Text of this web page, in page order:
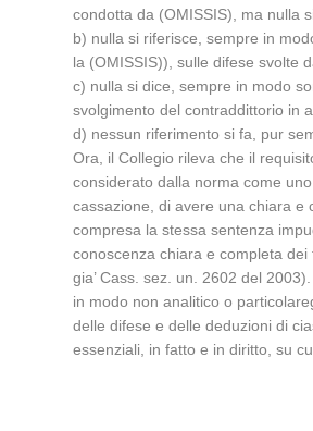
condotta da (OMISSIS), ma nulla
b) nulla si riferisce, sempre in
la (OMISSIS)), sulle difese svolte
c) nulla si dice, sempre in modo
svolgimento del contraddittorio in
d) nessun riferimento si fa, pur
Ora, il Collegio rileva che il
considerato dalla norma come
cassazione, di avere una chiara e
compresa la stessa sentenza
conoscenza chiara e completa
gia’ Cass. sez. un. 2602 del
in modo non analitico o
delle difese e delle deduzioni di
essenziali, in fatto e in diritto, su